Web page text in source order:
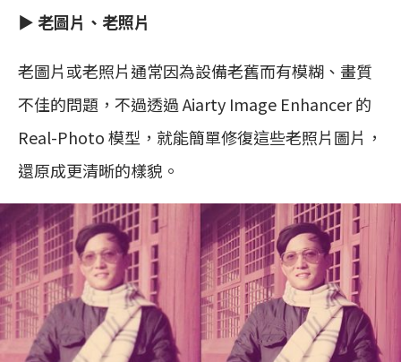
▶︎ 老圖片、老照片
老圖片或老照片通常因為設備老舊而有模糊、畫質
不佳的問題，不過透過 Aiarty Image Enhancer 的
Real-Photo 模型，就能簡單修復這些老照片圖片，
還原成更清晰的樣貌。